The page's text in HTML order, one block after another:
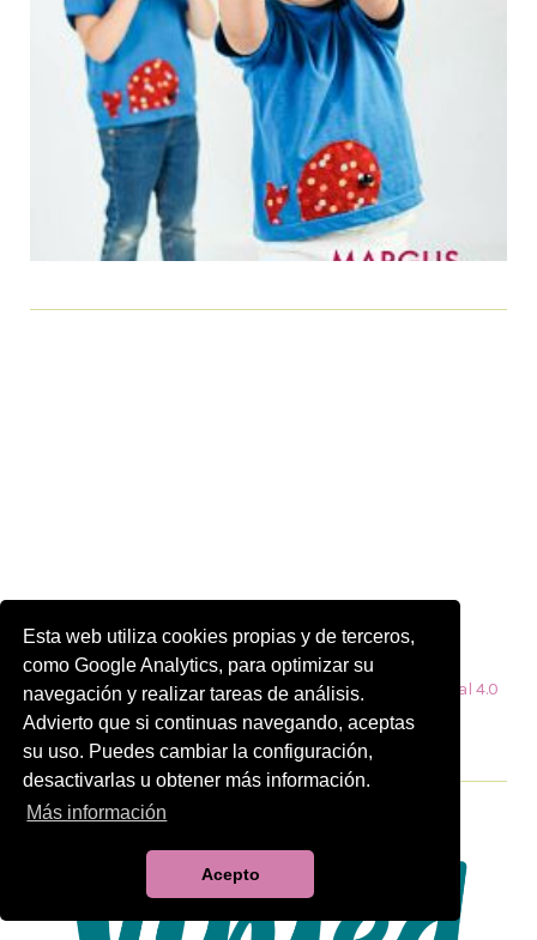
Esta web utiliza cookies propias y de terceros,
como Google Analytics, para optimizar su
navegación y realizar tareas de análisis.
Advierto que si continuas navegando, aceptas
su uso. Puedes cambiar la configuración,
desactivarlas u obtener más información.
Más información
Acepto
Aquesta obra deEulàlia Carbonellestà subjecta a una
llicència deReconeixement-NoComercial-CompartirIgual 4.0
Internacional de Creative Commons